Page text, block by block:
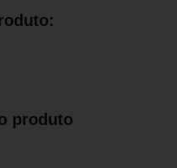
produto